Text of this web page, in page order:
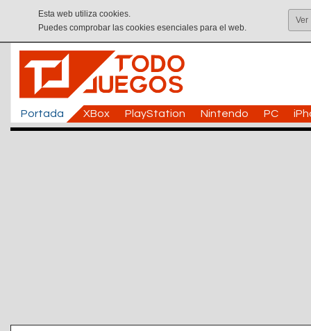
Esta web utiliza cookies.
Puedes comprobar las cookies esenciales para el web.
Ver
Portada XBox PlayStation Nintendo PC